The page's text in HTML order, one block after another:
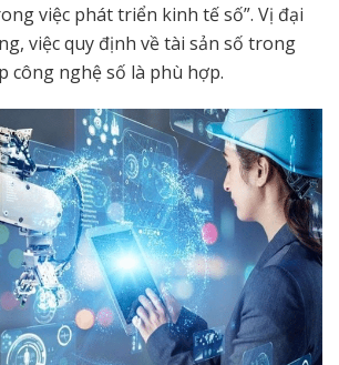
việc phát triển kinh tế số”. Vị đại
việc quy định về tài sản số trong
công nghệ số là phù hợp.